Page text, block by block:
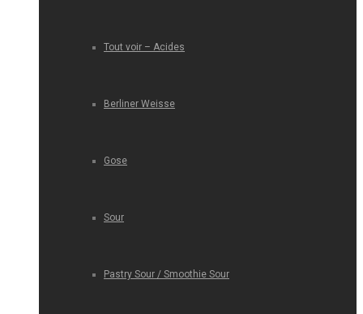
Tout voir – Acides
Berliner Weisse
Gose
Sour
Pastry Sour / Smoothie Sour